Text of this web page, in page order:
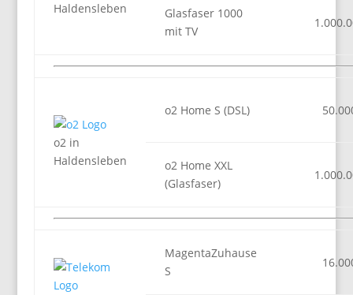
Haldensleben
Glasfaser 1000
mit TV
o2 in
Haldensleben
o2 Home S (DSL)
o2 Home XXL
(Glasfaser)
MagentaZuhause
S